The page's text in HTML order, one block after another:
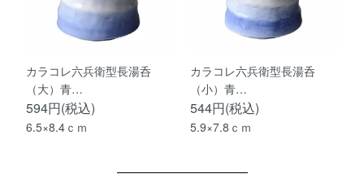
カラコレ六兵衛型長湯呑
（大）青…
594円(税込)
6.5×8.4ｃｍ
カラコレ六兵衛型長湯呑
（小）青…
544円(税込)
5.9×7.8ｃｍ